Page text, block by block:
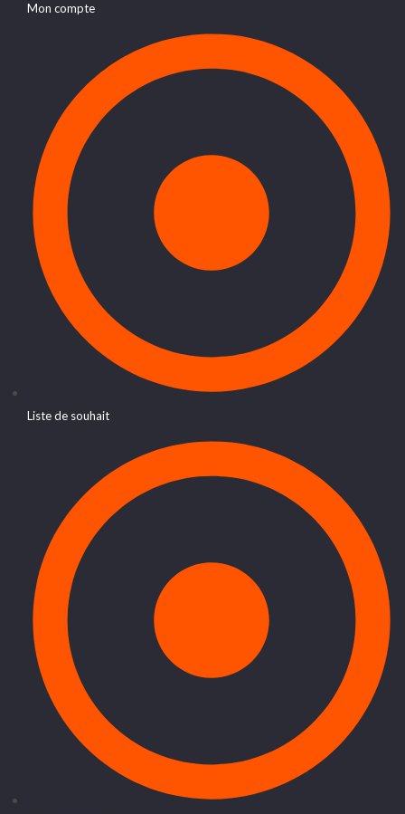
Mon compte
Liste de souhait